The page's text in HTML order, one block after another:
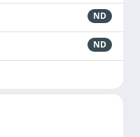
ND
ND